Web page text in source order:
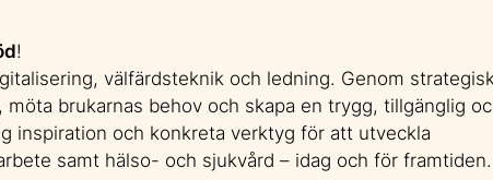
!
välfärdsteknik och ledning. Genom strategisk
brukarnas behov och skapa en trygg, tillgänglig
inspiration och konkreta verktyg för att utveckla
samt hälso- och sjukvård – idag och för framtiden.